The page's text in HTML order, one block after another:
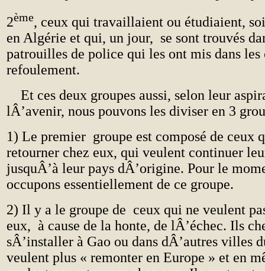
2ème, ceux qui travaillaient ou étudiaient,
en Algérie et qui, un jour, se sont trouvés
patrouilles de police qui les ont mis dans les
refoulement.
Et ces deux groupes aussi, selon leur
lÂ’avenir, nous pouvons les diviser en 3
1) Le premier groupe est composé de ceux
retourner chez eux, qui veulent continuer
jusquÂ’à leur pays dÂ’origine. Pour le
occupons essentiellement de ce groupe.
2) Il y a le groupe de ceux qui ne veulent
eux, à cause de la honte, de lÂ’échec. Ils
sÂ’installer à Gao ou dans dÂ’autres villes
veulent plus « remonter en Europe » et en